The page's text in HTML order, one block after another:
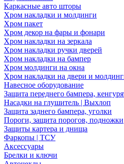
Каркасные авто шторы
Хром накладки и молдинги
Хром пакет
Хром декор на фары и фонари
Хром накладки на зеркала
Хром накладки ручки дверей
Хром накладки на бампер
Хром молдинги на окна
Хром накладки на двери и
Навесное оборудование
Защита переднего бампера,
Насадки на глушитель | Выхлоп
Защита заднего бампера, уголки
Пороги, защита порогов, подножки
Защиты картера и днища
Фаркопы | ТСУ
Аксессуары
Брелки и ключи